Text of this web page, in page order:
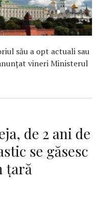
său a opt actuali sau
vineri Ministerul
de 2 ani de
se găsesc
țară